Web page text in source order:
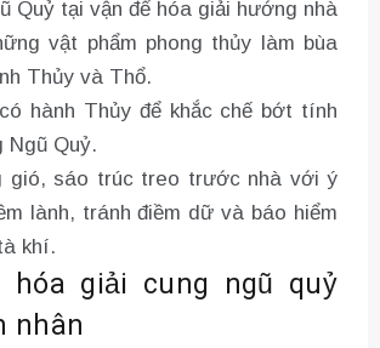
Quỷ tại vận để hóa giải hướng nhà
vật phẩm phong thủy làm bùa
Thủy và Thổ.
hành Thủy để khắc chế bớt tính
Ngũ Quỷ.
gió, sáo trúc treo trước nhà với ý
lành, tránh điềm dữ và báo hiểm
khí.
hóa giải cung ngũ quỷ
nhân